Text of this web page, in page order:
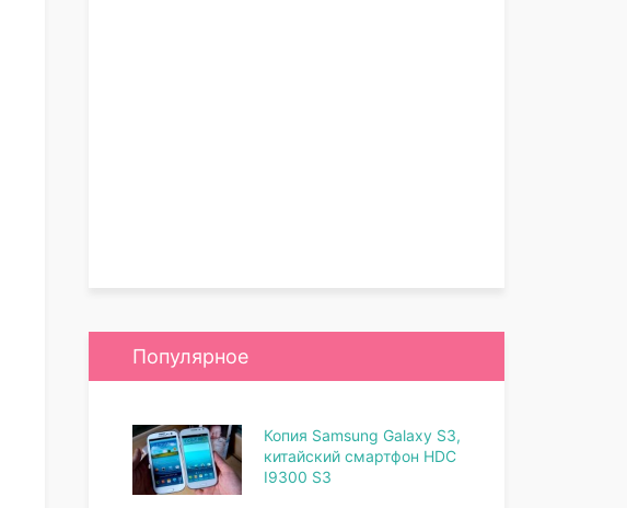
Популярное
Копия Samsung Galaxy S3,
китайский смартфон HDC
I9300 S3